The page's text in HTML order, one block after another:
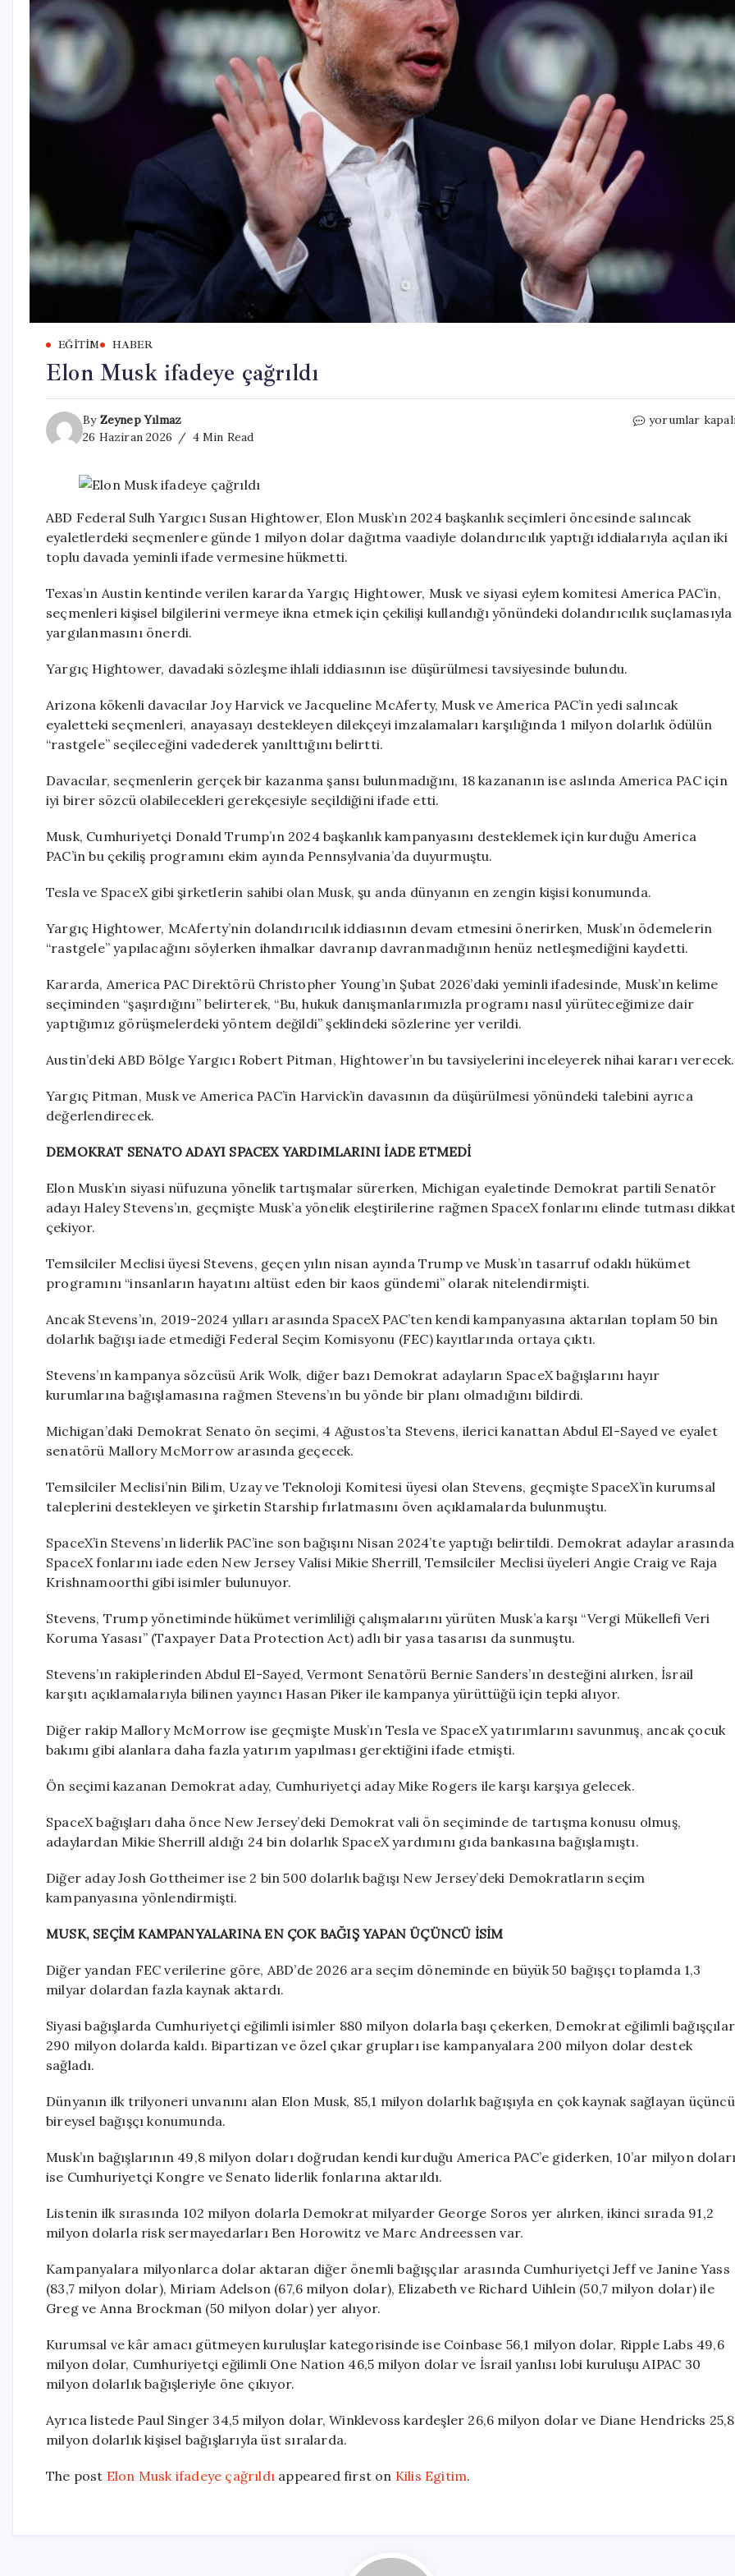
EĞITIM HABER
Elon Musk ifadeye çağrıldı
By Zeynep Yılmaz
26 Haziran 2026
4 Min Read
Elon
yorumlar
ABD Federal Sulh Yargıcı Susan Hightower, Elon Musk’ın 2024 başkanlık seçimleri öncesinde salıncak
eyaletlerdeki seçmenlere günde 1 milyon dolar dağıtma vaadiyle dolandırıcılık yaptığı iddialarıyla açılan iki
toplu davada yeminli ifade vermesine hükmetti.
Texas’ın Austin kentinde verilen kararda Yargıç Hightower, Musk ve siyasi eylem komitesi America PAC’in,
seçmenleri kişisel bilgilerini vermeye ikna etmek için çekilişi kullandığı yönündeki dolandırıcılık suçlamasıyla
yargılanmasını önerdi.
Yargıç Hightower, davadaki sözleşme ihlali iddiasının ise düşürülmesi tavsiyesinde bulundu.
Arizona kökenli davacılar Joy Harvick ve Jacqueline McAferty, Musk ve America PAC’in yedi salıncak
eyaletteki seçmenleri, anayasayı destekleyen dilekçeyi imzalamaları karşılığında 1 milyon dolarlık ödülün
“rastgele” seçileceğini vadederek yanılttığını belirtti.
Davacılar, seçmenlerin gerçek bir kazanma şansı bulunmadığını, 18 kazananın ise aslında America PAC için
iyi birer sözcü olabilecekleri gerekçesiyle seçildiğini ifade etti.
Musk, Cumhuriyetçi Donald Trump’ın 2024 başkanlık kampanyasını desteklemek için kurduğu America
PAC’in bu çekiliş programını ekim ayında Pennsylvania’da duyurmuştu.
Tesla ve SpaceX gibi şirketlerin sahibi olan Musk, şu anda dünyanın en zengin kişisi konumunda.
Yargıç Hightower, McAferty’nin dolandırıcılık iddiasının devam etmesini önerirken, Musk’ın ödemelerin
“rastgele” yapılacağını söylerken ihmalkar davranıp davranmadığının henüz netleşmediğini kaydetti.
Kararda, America PAC Direktörü Christopher Young’ın Şubat 2026’daki yeminli ifadesinde, Musk’ın kelime
seçiminden “şaşırdığını” belirterek, “Bu, hukuk danışmanlarımızla programı nasıl yürüteceğimize dair
yaptığımız görüşmelerdeki yöntem değildi” şeklindeki sözlerine yer verildi.
Austin’deki ABD Bölge Yargıcı Robert Pitman, Hightower’ın bu tavsiyelerini inceleyerek nihai kararı verecek.
Yargıç Pitman, Musk ve America PAC’in Harvick’in davasının da düşürülmesi yönündeki talebini ayrıca
değerlendirecek.
DEMOKRAT SENATO ADAYI SPACEX YARDIMLARINI İADE ETMEDİ
Elon Musk’ın siyasi nüfuzuna yönelik tartışmalar sürerken, Michigan eyaletinde Demokrat partili Senatör
adayı Haley Stevens’ın, geçmişte Musk’a yönelik eleştirilerine rağmen SpaceX fonlarını elinde tutması
çekiyor.
Temsilciler Meclisi üyesi Stevens, geçen yılın nisan ayında Trump ve Musk’ın tasarruf odaklı hükümet
programını “insanların hayatını altüst eden bir kaos gündemi” olarak nitelendirmişti.
Ancak Stevens’ın, 2019-2024 yılları arasında SpaceX PAC’ten kendi kampanyasına aktarılan toplam 50 bin
dolarlık bağışı iade etmediği Federal Seçim Komisyonu (FEC) kayıtlarında ortaya çıktı.
Stevens’ın kampanya sözcüsü Arik Wolk, diğer bazı Demokrat adayların SpaceX bağışlarını hayır
kurumlarına bağışlamasına rağmen Stevens’ın bu yönde bir planı olmadığını bildirdi.
Michigan’daki Demokrat Senato ön seçimi, 4 Ağustos’ta Stevens, ilerici kanattan Abdul El-Sayed ve eyalet
senatörü Mallory McMorrow arasında geçecek.
Temsilciler Meclisi’nin Bilim, Uzay ve Teknoloji Komitesi üyesi olan Stevens, geçmişte SpaceX’in kurumsal
taleplerini destekleyen ve şirketin Starship fırlatmasını öven açıklamalarda bulunmuştu.
SpaceX’in Stevens’ın liderlik PAC’ine son bağışını Nisan 2024’te yaptığı belirtildi. Demokrat adaylar arasında
SpaceX fonlarını iade eden New Jersey Valisi Mikie Sherrill, Temsilciler Meclisi üyeleri Angie Craig ve Raja
Krishnamoorthi gibi isimler bulunuyor.
Stevens, Trump yönetiminde hükümet verimliliği çalışmalarını yürüten Musk’a karşı “Vergi Mükellefi Veri
Koruma Yasası” (Taxpayer Data Protection Act) adlı bir yasa tasarısı da sunmuştu.
Stevens’ın rakiplerinden Abdul El-Sayed, Vermont Senatörü Bernie Sanders’ın desteğini alırken, İsrail
karşıtı açıklamalarıyla bilinen yayıncı Hasan Piker ile kampanya yürüttüğü için tepki alıyor.
Diğer rakip Mallory McMorrow ise geçmişte Musk’ın Tesla ve SpaceX yatırımlarını savunmuş, ancak çocuk
bakımı gibi alanlara daha fazla yatırım yapılması gerektiğini ifade etmişti.
Ön seçimi kazanan Demokrat aday, Cumhuriyetçi aday Mike Rogers ile karşı karşıya gelecek.
SpaceX bağışları daha önce New Jersey’deki Demokrat vali ön seçiminde de tartışma konusu olmuş,
adaylardan Mikie Sherrill aldığı 24 bin dolarlık SpaceX yardımını gıda bankasına bağışlamıştı.
Diğer aday Josh Gottheimer ise 2 bin 500 dolarlık bağışı New Jersey’deki Demokratların seçim
kampanyasına yönlendirmişti.
MUSK, SEÇİM KAMPANYALARINA EN ÇOK BAĞIŞ YAPAN ÜÇÜNCÜ İSİM
Diğer yandan FEC verilerine göre, ABD’de 2026 ara seçim döneminde en büyük 50 bağışçı toplamda 1,3
milyar dolardan fazla kaynak aktardı.
Siyasi bağışlarda Cumhuriyetçi eğilimli isimler 880 milyon dolarla başı çekerken, Demokrat eğilimli bağışçılar
290 milyon dolarda kaldı. Bipartizan ve özel çıkar grupları ise kampanyalara 200 milyon dolar destek
sağladı.
Dünyanın ilk trilyoneri unvanını alan Elon Musk, 85,1 milyon dolarlık bağışıyla en çok kaynak sağlayan üçüncü
bireysel bağışçı konumunda.
Musk’ın bağışlarının 49,8 milyon doları doğrudan kendi kurduğu America PAC’e giderken, 10’ar milyon
ise Cumhuriyetçi Kongre ve Senato liderlik fonlarına aktarıldı.
Listenin ilk sırasında 102 milyon dolarla Demokrat milyarder George Soros yer alırken, ikinci sırada 91,2
milyon dolarla risk sermayedarları Ben Horowitz ve Marc Andreessen var.
Kampanyalara milyonlarca dolar aktaran diğer önemli bağışçılar arasında Cumhuriyetçi Jeff ve Janine Yass
(83,7 milyon dolar), Miriam Adelson (67,6 milyon dolar), Elizabeth ve Richard Uihlein (50,7 milyon dolar) ile
Greg ve Anna Brockman (50 milyon dolar) yer alıyor.
Kurumsal ve kâr amacı gütmeyen kuruluşlar kategorisinde ise Coinbase 56,1 milyon dolar, Ripple Labs 49,6
milyon dolar, Cumhuriyetçi eğilimli One Nation 46,5 milyon dolar ve İsrail yanlısı lobi kuruluşu AIPAC 30
milyon dolarlık bağışleriyle öne çıkıyor.
Ayrıca listede Paul Singer 34,5 milyon dolar, Winklevoss kardeşler 26,6 milyon dolar ve Diane Hendricks 25,8
milyon dolarlık kişisel bağışlarıyla üst sıralarda.
The post Elon Musk ifadeye çağrıldı appeared first on Kilis Egitim.